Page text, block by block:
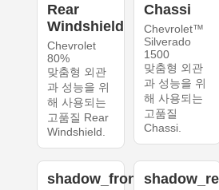
Rear
Windshield
Chevrolet
80%
맞춤형 외관
과 성능을 위
해 사용되는
고품질 Rear
Windshield.
Chassi
Chevrolet™
Silverado
1500
맞춤형 외관
과 성능을 위
해 사용되는
고품질
Chassi.
shadow_front_right